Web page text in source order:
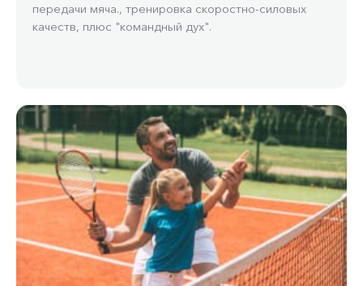
передачи мяча., тренировка скоростно-силовых
качеств, плюс "командный дух".